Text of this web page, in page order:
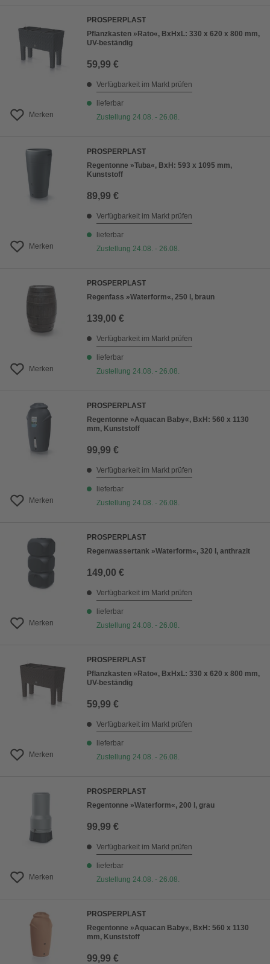
Merken
PROSPERPLAST
Pflanzkasten »Rato«, BxHxL: 330 x 620 x 800 mm,
UV-beständig
59,99 €
Verfügbarkeit im Markt prüfen
lieferbar
Zustellung 24.08. - 26.08.
Merken
PROSPERPLAST
Regentonne »Tuba«, BxH: 593 x 1095 mm,
Kunststoff
89,99 €
Verfügbarkeit im Markt prüfen
lieferbar
Zustellung 24.08. - 26.08.
Merken
PROSPERPLAST
Regenfass »Waterform«, 250 l, braun
139,00 €
Verfügbarkeit im Markt prüfen
lieferbar
Zustellung 24.08. - 26.08.
Merken
PROSPERPLAST
Regentonne »Aquacan Baby«, BxH: 560 x 1130
mm, Kunststoff
99,99 €
Verfügbarkeit im Markt prüfen
lieferbar
Zustellung 24.08. - 26.08.
Merken
PROSPERPLAST
Regenwassertank »Waterform«, 320 l, anthrazit
149,00 €
Verfügbarkeit im Markt prüfen
lieferbar
Zustellung 24.08. - 26.08.
Merken
PROSPERPLAST
Pflanzkasten »Rato«, BxHxL: 330 x 620 x 800 mm,
UV-beständig
59,99 €
Verfügbarkeit im Markt prüfen
lieferbar
Zustellung 24.08. - 26.08.
Merken
PROSPERPLAST
Regentonne »Waterform«, 200 l, grau
99,99 €
Verfügbarkeit im Markt prüfen
lieferbar
Zustellung 24.08. - 26.08.
PROSPERPLAST
Regentonne »Aquacan Baby«, BxH: 560 x 1130
mm, Kunststoff
99,99 €